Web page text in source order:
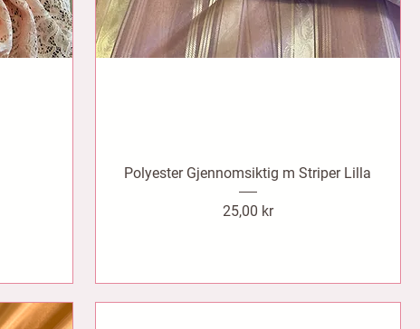
Polyester Gjennomsiktig m Striper Lilla
Pris
25,00 kr